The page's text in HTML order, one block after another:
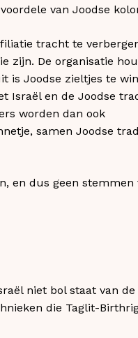
van Joodse
tracht te
zijn. De organisatie
is Joodse zieltjes te
Israël en de Joodse
worden dan ook
samen Joodse
en dus geen stemmen
niet bol staat van de
die Taglit-